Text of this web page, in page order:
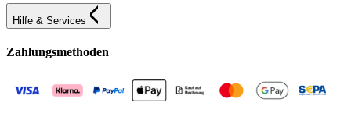
Hilfe & Services
Zahlungsmethoden